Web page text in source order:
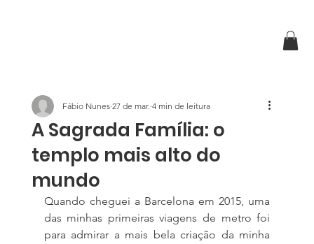
A Sagrada Família: o
templo mais alto do
mundo
Fábio Nunes 27 de mar. 4 min de leitura
Quando cheguei a Barcelona em 2015, uma
das minhas primeiras viagens de metro foi
para admirar a mais bela criação da minha